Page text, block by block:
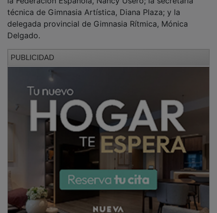
técnica de Gimnasia Artística, Diana Plaza; y la
delegada provincial de Gimnasia Rítmica, Mónica
Delgado.
Engonga: “Queremos que Guadalajara siga siendo la
casa de la gimnasia”
El concejal de Deportes destacó la estrecha relación
que mantiene Guadalajara con estas disciplinas y
subrayó la apuesta municipal por atraer grandes
acontecimientos deportivos.
“Guadalajara tiene muchísima tradición en la
organización de campeonatos de gimnasia rítmica y
artística. Durante años ha sido su casa y ese es
también el objetivo que tenemos desde el
Ayuntamiento: que siga siendo así y que podamos
continuar acogiendo grandes campeonatos nacionales